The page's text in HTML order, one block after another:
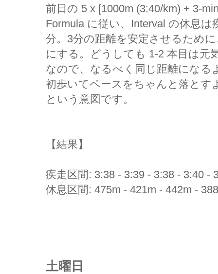
前日の 5 x [1000m (3:40/km) + 3-
Formula に従い、Interval の休息
分。3分の距離を安定させるため
にする。どうしても 1-2 本目は元
なので、なるべく同じ距離になる
初歩いてペースをちゃんと落とす
という意図です。
【結果】
疾走区間: 3:38 - 3:39 - 3:38 - 3:40 -
休息区間: 475m - 421m - 442m -
土曜日